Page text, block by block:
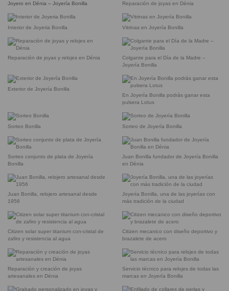
Joyero en Dénia – Joyería Bonilla Reparación de joyas en Dénia
Interior de Joyeria Bonilla Vitrinas en Joyería Bonilla
Reparación de joyas y relojes en Dénia
Colgante para el Día de la Madre –
Joyería Bonilla
Exterior de Joyería Bonilla
En Joyería Bonilla podrás ganar esta
pulsera Lotus
Sorteo Bonilla Sorteo de Joyería Bonilla
Sorteo conjunto de plata de Joyería
Bonilla
Juan Bonilla fundador de Joyería Bonilla
en Dénia
Juan Bonilla, relojero artesanal desde
1956
Joyería Bonilla, una de las joyerías con
más tradición de la ciudad
Citizen solar super titanium con-cristal de
zafiro y resistencia al agua
Citizen mecanico con diseño deportivo y
brazalete de acero
Reparación y creación de joyas
artesanales en Dénia
Servicio técnico para relojes de todas las
marcas en Joyería Bonilla